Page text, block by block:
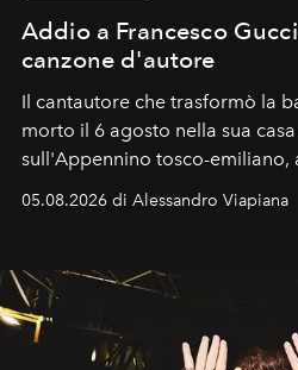
Addio a Francesco
canzone d'autore
Il cantautore che trasformò la
morto il 6 agosto nella sua casa
sull'Appennino tosco-emiliano,
05.08.2026 di Alessandro Viapiana